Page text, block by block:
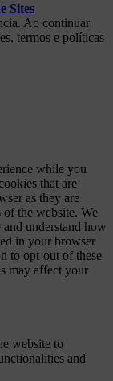
Sites
Ao continuar
termos e políticas
while you
that are
as they are
the website. We
understand how
in your browser
to opt-out of these
may affect your
website to
and